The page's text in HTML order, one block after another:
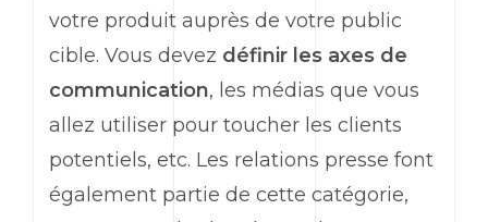
votre produit auprès de votre public
cible. Vous devez définir les axes de
communication, les médias que vous
allez utiliser pour toucher les clients
potentiels, etc. Les relations presse font
également partie de cette catégorie,